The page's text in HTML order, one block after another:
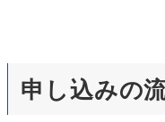
申し込みの